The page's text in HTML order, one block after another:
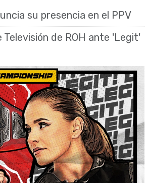
su presencia en el PPV
de ROH ante 'Legit'